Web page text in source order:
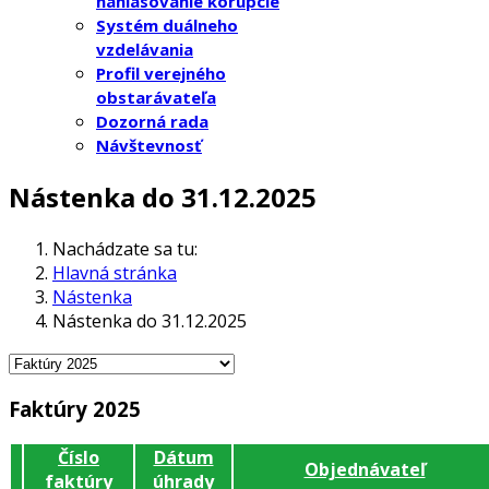
Systém duálneho
vzdelávania
Profil verejného
obstarávateľa
Dozorná rada
Návštevnosť
Nástenka do 31.12.2025
Nachádzate sa tu:
Hlavná stránka
Nástenka
Nástenka do 31.12.2025
Faktúry 2025
Číslo
faktúry
Dátum
úhrady
Objednávateľ